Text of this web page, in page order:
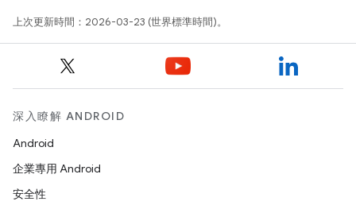
上次更新時間：2026-03-23 (世界標準時間)。
深入瞭解 ANDROID
Android
企業專用 Android
安全性